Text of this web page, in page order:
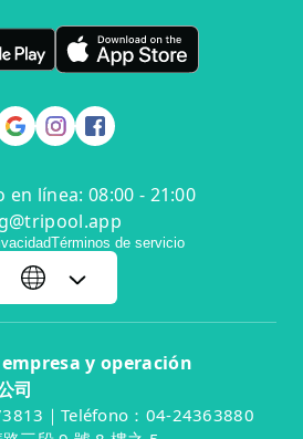
en línea: 08:00 - 21:00
Términos de servicio
y operación
司
｜Teléfono：04-24363880